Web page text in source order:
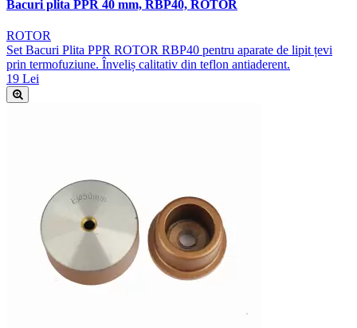
Bacuri plita PPR 40 mm, RBP40, ROTOR
ROTOR
Set Bacuri Plita PPR ROTOR RBP40 pentru aparate de lipit țevi
prin termofuziune. Înveliș calitativ din teflon antiaderent.
19 Lei